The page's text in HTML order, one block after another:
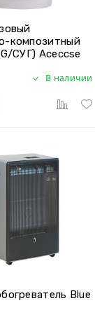
композитный
СУГ) Aceccse
В наличии
Blue